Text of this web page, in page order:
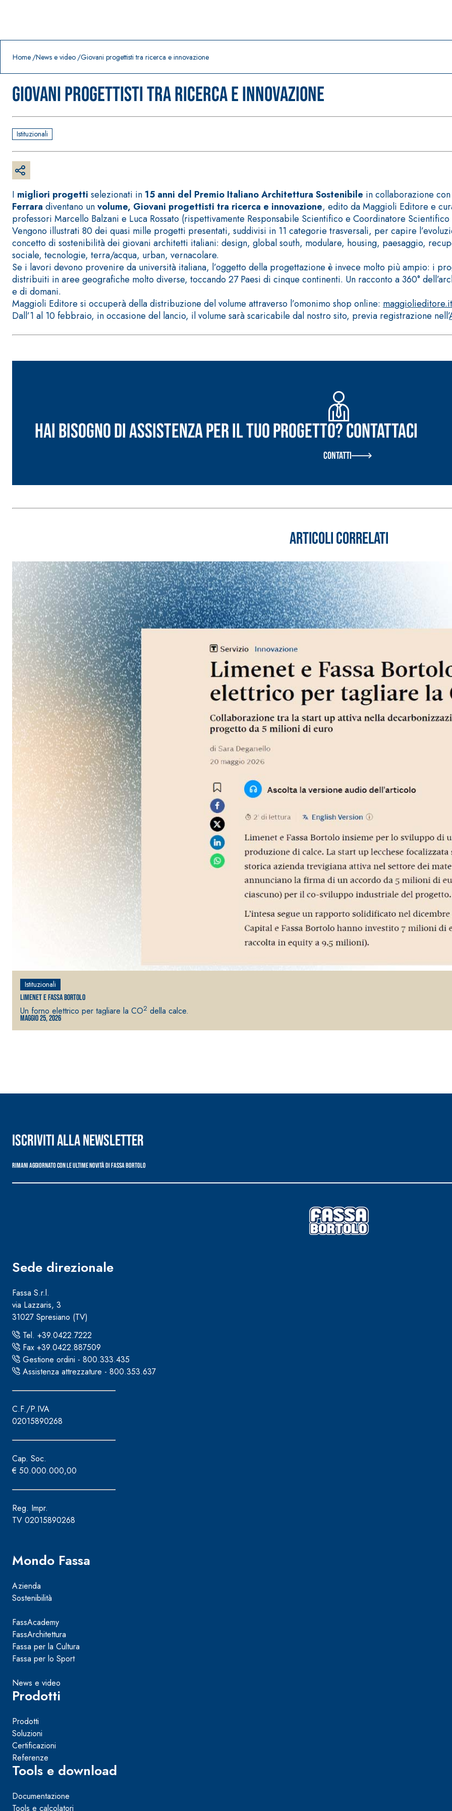
Home News e video Giovani progettisti tra ricerca e innovazione
Giovani progettisti tra ricerca e innovazione
Istituzionali
I migliori progetti selezionati in 15 anni del Premio Italiano Architettura Sostenibile in collaborazione con
Ferrara diventano unvolume, Giovani progettisti tra ricerca e innovazione, edito da Maggioli Editore e
professori Marcello Balzani e Luca Rossato (rispettivamente Responsabile Scientifico e Coordinatore
Vengono illustrati 80 dei quasi mille progetti presentati, suddivisi in 11 categorie trasversali, per capire
concetto di sostenibilità dei giovani architetti italiani: design, global south, modulare, housing, paesaggio,
sociale, tecnologie, terra/acqua, urban, vernacolare.
Se i lavori devono provenire da università italiana, l’oggetto della progettazione è invece molto più ampio: i
distribuiti in aree geografiche molto diverse, toccando 27 Paesi di cinque continenti. Un racconto a 360°
e di domani.
Maggioli Editore si occuperà della distribuzione del volume attraverso l’omonimo shop online: maggiolieditore.it
Dall’1 al 10 febbraio, in occasione del lancio, il volume sarà scaricabile dal nostro sito, previa registrazione nell’
Hai bisogno di assistenza per il tuo progetto? Contattaci
Contatti
Articoli correlati
Istituzionali
Limenet e Fassa Bortolo
Un forno elettrico per tagliare la CO2 della calce.
Maggio 25, 2026
Prodotti in primo piano
Sistema POSA PAVIMENTI E RIVESTIMENTI AQUAZIP®– IMPERMEABILIZZANTI
AQUAZIP ONE PRO
Sistema FASSACOLOUR ®
SICURA G3
Sistema INTONACATURA E COSTRUZIONE PRODOTTI A BASE CALCE AEREA
KB 13 EVOLUTION
Intonaco di fondo bianco fibrorinforzato a base di calce aerea, per
interni ed esterni
GYPSOTECH®
Lastra in cartongesso
Sistema RIPRISTINO DEL CALCESTRUZZO
GEOACTIVE R4 40
Malta rapida contenente speciali leganti solfatoresistenti, polimero-
modificata, tixotropica, fibrorinforzata, per la passivazione, riparazione,
termica per la
Sistema ISOLAMENTO TERMICO FASSATHERM
A 96 RESPHIRA
Collante-rasante alleggerito, fibrato, con calce idraulica naturale NHL 3,5
e speciali inerti alleggeriti
Iscriviti alla newsletter
Rimani aggiornato con le ultime novità di Fassa Bortolo
Sede direzionale
Fassa S.r.l.
via Lazzaris, 3
31027 Spresiano (TV)
Tel. +39.0422.7222
Fax +39.0422.887509
Gestione ordini - 800.333.435
Assistenza attrezzature - 800.353.637
C.F./P.IVA
02015890268
Cap. Soc.
€ 50.000.000,00
Reg. Impr.
TV 02015890268
Mondo Fassa
Azienda
Sostenibilità
FassAcademy
FassArchitettura
Fassa per la Cultura
Fassa per lo Sport
News e video
Prodotti
Prodotti
Soluzioni
Certificazioni
Referenze
Tools e download
Documentazione
Tools e calcolatori